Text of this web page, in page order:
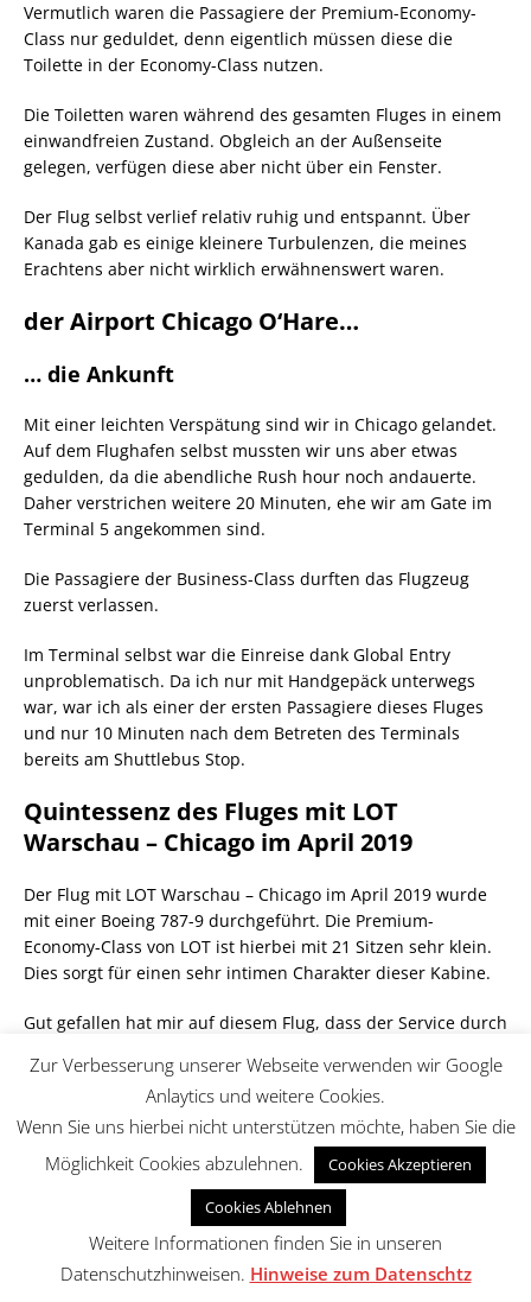
Vermutlich waren die Passagiere der Premium-Economy-
Class nur geduldet, denn eigentlich müssen diese die
Toilette in der Economy-Class nutzen.
Die Toiletten waren während des gesamten Fluges in einem
einwandfreien Zustand. Obgleich an der Außenseite
gelegen, verfügen diese aber nicht über ein Fenster.
Der Flug selbst verlief relativ ruhig und entspannt. Über
Kanada gab es einige kleinere Turbulenzen, die meines
Erachtens aber nicht wirklich erwähnenswert waren.
der Airport Chicago O‘Hare…
… die Ankunft
Mit einer leichten Verspätung sind wir in Chicago gelandet.
Auf dem Flughafen selbst mussten wir uns aber etwas
gedulden, da die abendliche Rush hour noch andauerte.
Daher verstrichen weitere 20 Minuten, ehe wir am Gate im
Terminal 5 angekommen sind.
Die Passagiere der Business-Class durften das Flugzeug
zuerst verlassen.
Im Terminal selbst war die Einreise dank Global Entry
unproblematisch. Da ich nur mit Handgepäck unterwegs
war, war ich als einer der ersten Passagiere dieses Fluges
und nur 10 Minuten nach dem Betreten des Terminals
bereits am Shuttlebus Stop.
Quintessenz des Fluges mit LOT
Warschau – Chicago im April 2019
Der Flug mit LOT Warschau – Chicago im April 2019 wurde
mit einer Boeing 787-9 durchgeführt. Die Premium-
Economy-Class von LOT ist hierbei mit 21 Sitzen sehr klein.
Dies sorgt für einen sehr intimen Charakter dieser Kabine.
Gut gefallen hat mir auf diesem Flug, dass der Service durch
verantwortlich ist. Das spürte man sowohl im Blick auf
Freundlichkeit als auch auf die Serviceattitude. Dies ist
indes nicht per se der Fall.
Man merkt, dass LOT die Premium-Economy-Class als über
der Economy-Class ansiedelt. Dies beginnt mit der
bevorzugten Behandlung auf den Zubringerflügen und
endet mit Porzellangeschirr und Glass anstelle von Alu und
Plastik. Sicherlich, dies sind Kleinigkeiten, aber mit diesen
Zur Verbesserung unserer Webseite verwenden wir Google
Anlaytics und weitere Cookies.
Wenn Sie uns hierbei nicht unterstützen möchte, haben Sie die
Möglichkeit Cookies abzulehnen.
Cookies Akzeptieren
Cookies Ablehnen
Weitere Informationen finden Sie in unseren
Datenschutzhinweisen. Hinweise zum Datenschtz